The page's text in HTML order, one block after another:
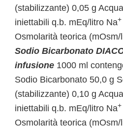
(stabilizzante) 0,05 g
iniettabili q.b. mEq/litro Na+
Osmolarità teorica
Sodio Bicarbonato
infusione 1000 ml
Sodio Bicarbonato 50,0 g
(stabilizzante) 0,10 g
iniettabili q.b. mEq/litro Na+
Osmolarità teorica (mOsm/